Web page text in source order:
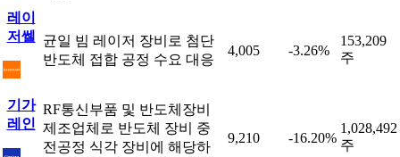
레이
저쎌
균일 빔 레이저 장비로 첨단
반도체 접합 공정 수요 대응
4,005 -3.26%
153,209
주
기가
레인
RF통신부품 및 반도체장비
제조업체로 반도체 장비 중
전공정 식각 장비에 해당하
9,210 -16.20%
1,028,492
주